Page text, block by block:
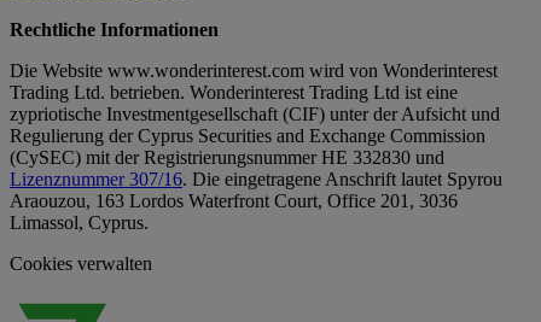
Rechtliche Informationen
Die Website www.wonderinterest.com wird von Wonderinterest
Trading Ltd. betrieben. Wonderinterest Trading Ltd ist eine
zypriotische Investmentgesellschaft (CIF) unter der Aufsicht und
Regulierung der Cyprus Securities and Exchange Commission
(CySEC) mit der Registrierungsnummer HE 332830 und
Lizenznummer 307/16. Die eingetragene Anschrift lautet Spyrou
Araouzou, 163 Lordos Waterfront Court, Office 201, 3036
Limassol, Cyprus.
Cookies verwalten